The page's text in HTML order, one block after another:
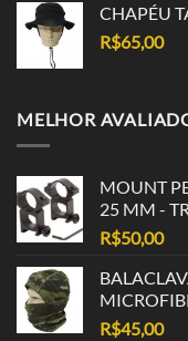
CHAPÉU
R$65,00
MELHOR
MOUNT
25 MM -
R$50,00
R$45,00